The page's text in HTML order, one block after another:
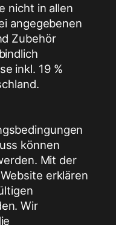
nicht in allen
angegebenen
Zubehör
inkl. 19 %
können
Mit der
erklären
Wir